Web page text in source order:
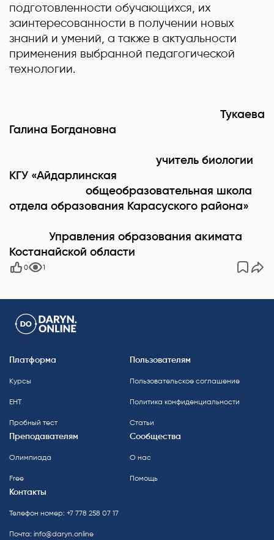
подготовленности обучающихся, их
заинтересованности в получении новых
знаний и умений, а также в актуальности
применения выбранной педагогической
технологии.
Тукаева
Галина Богдановна
учитель биологии
КГУ «Айдарлинская
общеобразовательная школа
отдела образования Карасуского района»
Управления образования акимата
Костанайской области
0 1
Платформа
Курсы
ЕНТ
Пробный тест
Пользователям
Пользовательское соглашение
Политика конфиденциальности
Статьи
Преподавателям
Олимпиада
Free
Сообщества
О нас
Помощь
Контакты
Телефон номер: +7 778 258 07 17
Почта: info@daryn.online